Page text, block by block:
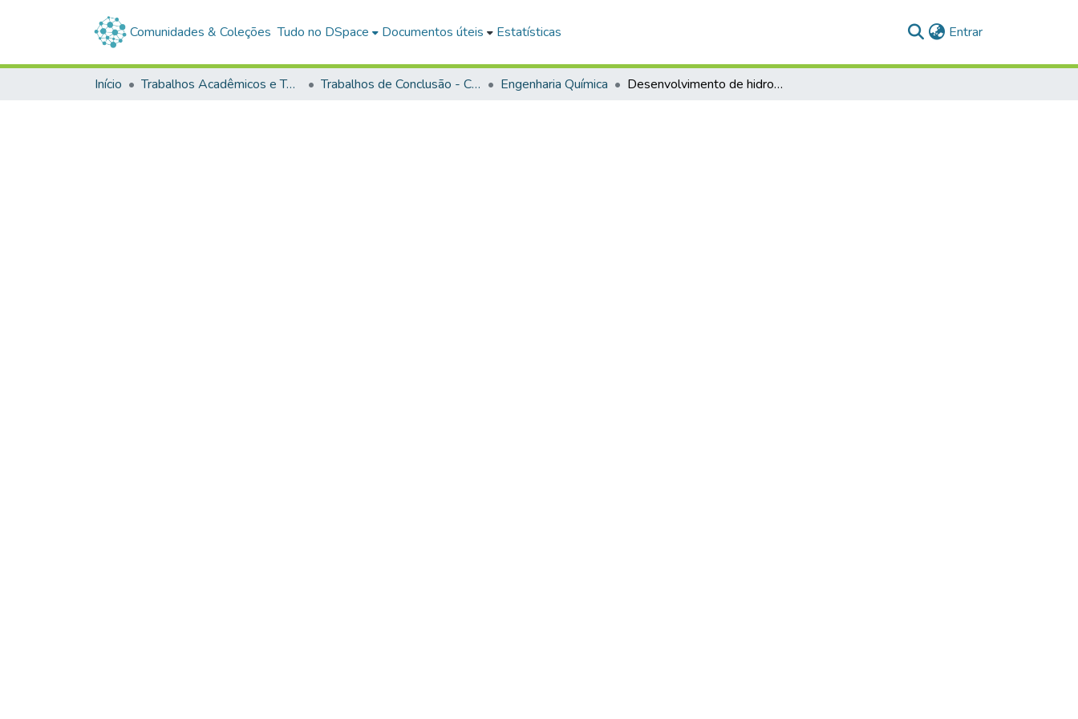
Comunidades & Coleções Tudo no DSpace Documentos úteis Estatísticas Entrar(current)
Início Trabalhos Acadêmicos e Técnicos Trabalhos de Conclusão - Cursos de Graduação Engenharia Química Desenvolvimento de hidrogel biopolimérico para aplicação em soluções agrícolas